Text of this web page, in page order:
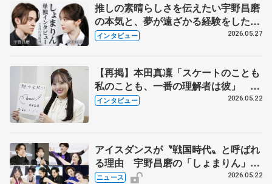
推しの素晴らしさを伝えたい宇野昌磨
の本気と、夢が遠ざかる経験をした本
田真凜の覚悟
インタビュー 2026.05.27
【再掲】本田真凜「スケートのことも
私のことも、一番の理解者は彼」 引
退時の単独インタビューで語った競技
インタビュー 2026.05.22
アイスダンスが〝戦国時代〟と呼ばれ
る理由 宇野昌磨の「しょまりん」ら
実力者が相次いで参戦 国内の競争激
ニュース 2026.05.22